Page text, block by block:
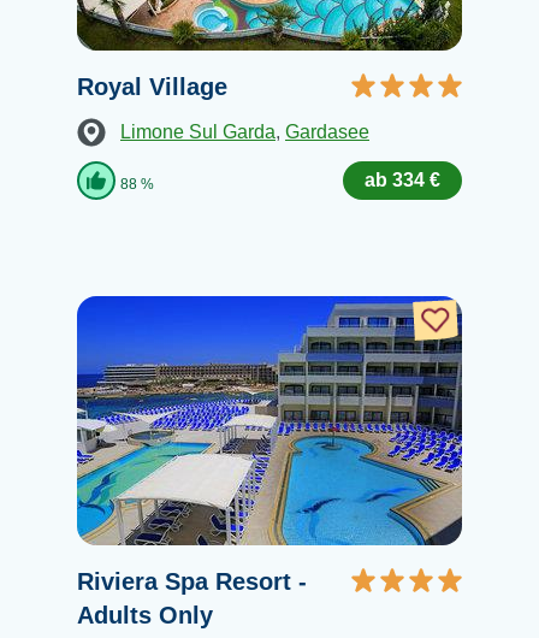
Royal Village
Limone Sul Garda, Gardasee
88 % ab 334 €
Riviera Spa Resort -
Adults Only